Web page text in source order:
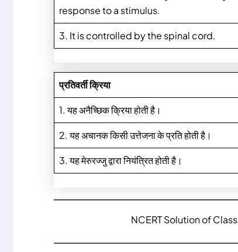
response to a stimulus.
3. It is controlled by the spinal cord.
प्रतिवर्ती क्रिया
1. यह अनैच्छिक क्रिया होती है।
2. यह अचानक किसी उत्तेजना के प्रति होती है।
3. यह मेरुरज्जु द्वारा नियंत्रित होती है।
NCERT Solution of